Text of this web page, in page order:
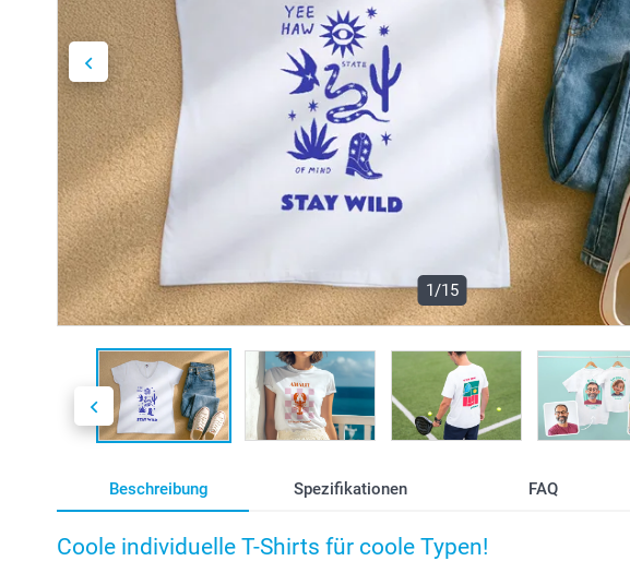
1/15
Beschreibung Spezifikationen FAQ
Coole individuelle T-Shirts für coole Typen!